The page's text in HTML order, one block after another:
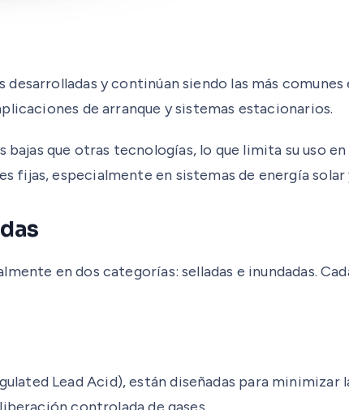
y continúan siendo las más
de arranque y sistemas estacionarios.
que otras tecnologías, lo que limita su uso
especialmente en sistemas de energía solar
en dos categorías: selladas e inundadas.
Lead Acid), están diseñadas para